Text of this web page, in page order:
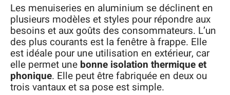
Les menuiseries en aluminium se déclinent en
plusieurs modèles et styles pour répondre aux
besoins et aux goûts des consommateurs. L’un
des plus courants est la fenêtre à frappe. Elle
est idéale pour une utilisation en extérieur, car
elle permet une bonne isolation thermique et
phonique. Elle peut être fabriquée en deux ou
trois vantaux et sa pose est simple.